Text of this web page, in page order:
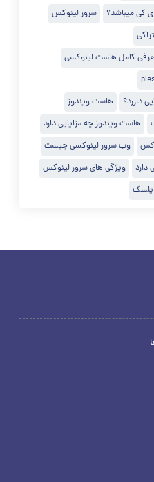
کی میباشد؟
سرور لینوکس
کامل هاست لینوکسی
داررد؟
هاست ویندوز
هاست ویندوز چه مزایایی دارد
وب سرور لینوکسی چیست
ویژگی های سرور لینوکس
پلسک